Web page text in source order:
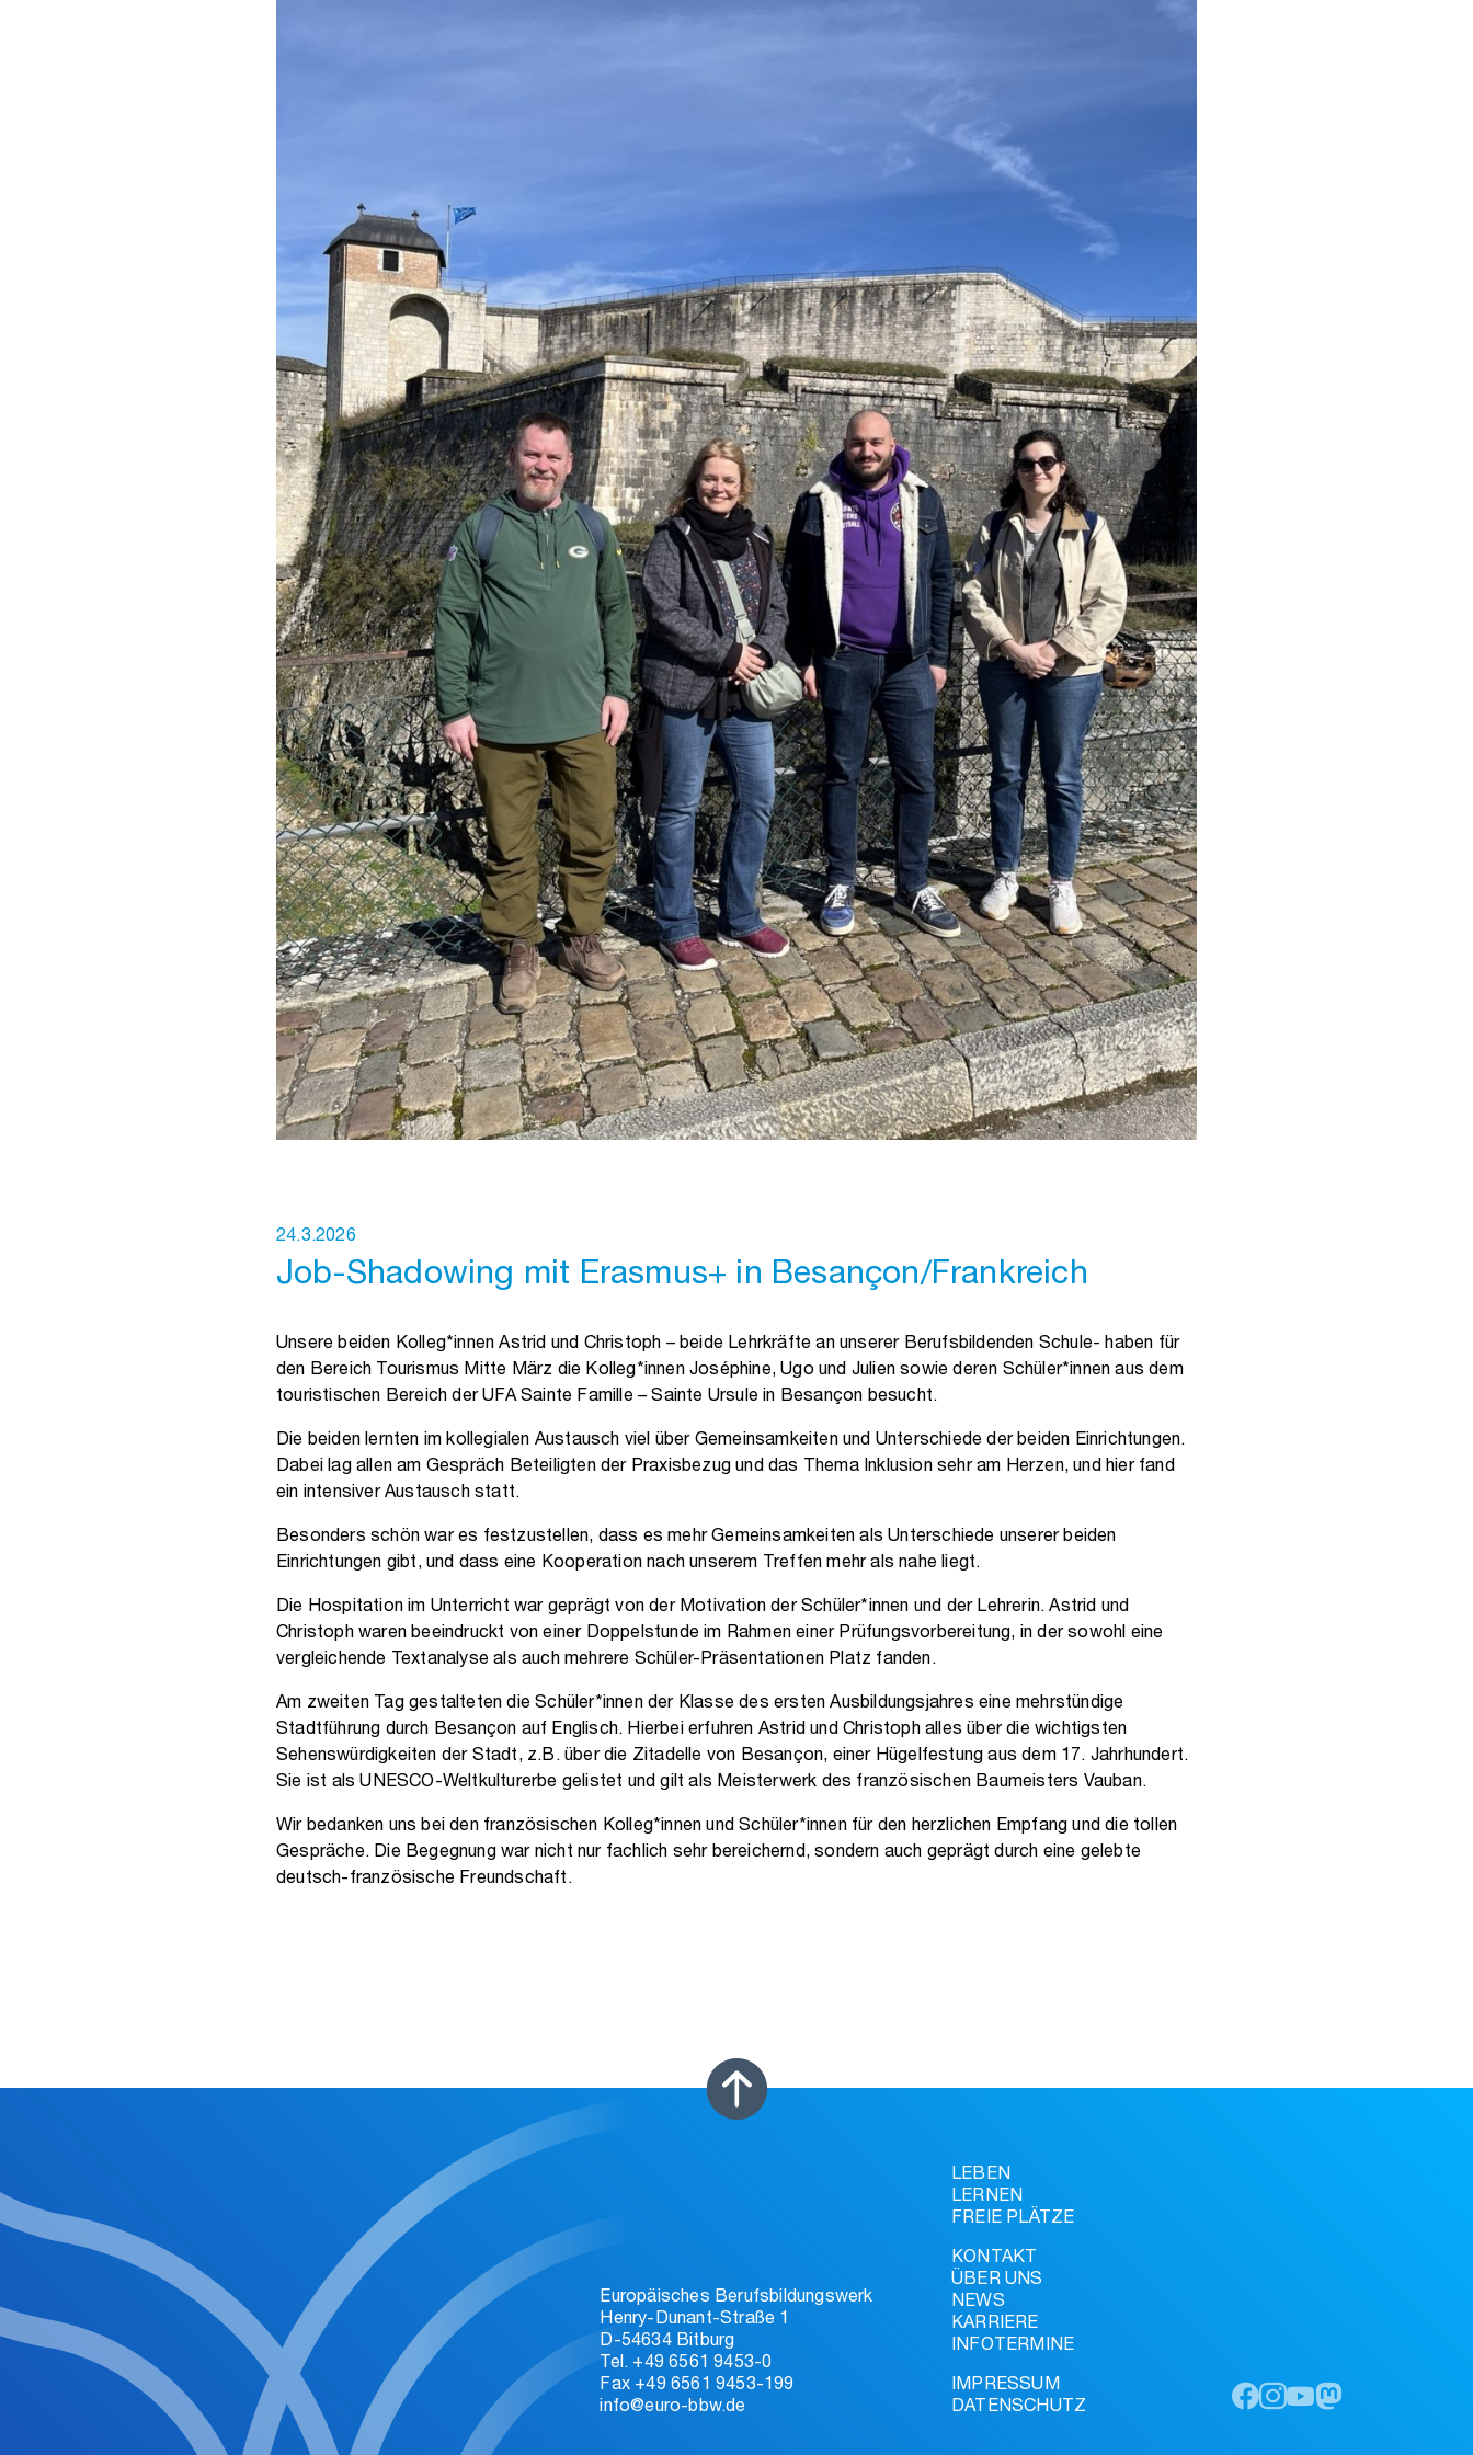
24.3.2026
Job-Shadowing mit Erasmus+ in Besançon/Frankreich
Unsere beiden Kolleg*innen Astrid und Christoph – beide Lehrkräfte an unserer Berufsbildenden Schule- haben für
den Bereich Tourismus Mitte März die Kolleg*innen Joséphine, Ugo und Julien sowie deren Schüler*innen aus dem
touristischen Bereich der UFA Sainte Famille – Sainte Ursule in Besançon besucht.
Die beiden lernten im kollegialen Austausch viel über Gemeinsamkeiten und Unterschiede der beiden Einrichtungen.
Dabei lag allen am Gespräch Beteiligten der Praxisbezug und das Thema Inklusion sehr am Herzen, und hier fand
ein intensiver Austausch statt.
Besonders schön war es festzustellen, dass es mehr Gemeinsamkeiten als Unterschiede unserer beiden
Einrichtungen gibt, und dass eine Kooperation nach unserem Treffen mehr als nahe liegt.
Die Hospitation im Unterricht war geprägt von der Motivation der Schüler*innen und der Lehrerin. Astrid und
Christoph waren beeindruckt von einer Doppelstunde im Rahmen einer Prüfungsvorbereitung, in der sowohl eine
vergleichende Textanalyse als auch mehrere Schüler-Präsentationen Platz fanden.
Am zweiten Tag gestalteten die Schüler*innen der Klasse des ersten Ausbildungsjahres eine mehrstündige
Stadtführung durch Besançon auf Englisch. Hierbei erfuhren Astrid und Christoph alles über die wichtigsten
Sehenswürdigkeiten der Stadt, z.B. über die Zitadelle von Besançon, einer Hügelfestung aus dem 17. Jahrhundert.
Sie ist als UNESCO-Weltkulturerbe gelistet und gilt als Meisterwerk des französischen Baumeisters Vauban.
Wir bedanken uns bei den französischen Kolleg*innen und Schüler*innen für den herzlichen Empfang und die tollen
Gespräche. Die Begegnung war nicht nur fachlich sehr bereichernd, sondern auch geprägt durch eine gelebte
deutsch-französische Freundschaft.
Europäisches Berufsbildungswerk
Henry-Dunant-Straße 1
D-54634 Bitburg
Tel. +49 6561 9453-0
Fax +49 6561 9453-199
info@euro-bbw.de
LEBEN
LERNEN
FREIE PLÄTZE
KONTAKT
ÜBER UNS
NEWS
KARRIERE
INFOTERMINE
IMPRESSUM
DATENSCHUTZ